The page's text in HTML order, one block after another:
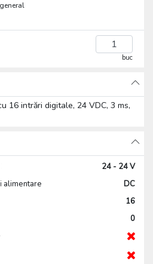
buc
16 intrări digitale, 24 VDC, 3 ms,
24 - 24 V
alimentare
DC
16
0